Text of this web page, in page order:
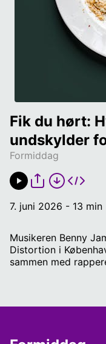
Formiddag
Fik du hørt:
undskylder
politiker
7. juni 2026 - 13 min
Musikeren Benny
Distortion i
sammen med
punkteret sin